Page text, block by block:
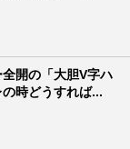
開の「大胆V字ハ
時どうすれば...